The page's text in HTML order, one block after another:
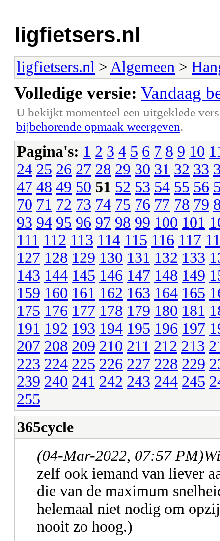
ligfietsers.nl
ligfietsers.nl > Algemeen >
Volledige versie: Vandaag
U bekijkt momenteel een uitgeklede
bijbehorende opmaak weergeven.
Pagina's: 1 2 3 4 5 6 7 8 9 10
24 25 26 27 28 29 30 31 32 33
47 48 49 50 51 52 53 54 55 56
70 71 72 73 74 75 76 77 78 79
93 94 95 96 97 98 99 100 101
111 112 113 114 115 116 117
127 128 129 130 131 132 133
143 144 145 146 147 148 149
159 160 161 162 163 164 165
175 176 177 178 179 180 181
191 192 193 194 195 196 197
207 208 209 210 211 212 213
223 224 225 226 227 228 229
239 240 241 242 243 244 245
255
365cycle
(04-Mar-2022, 07:57 PM)
zelf ook iemand van liever
die van de maximum
helemaal niet nodig om
nooit zo hoog.)